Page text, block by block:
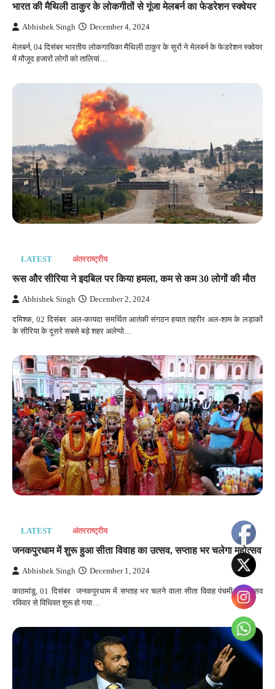
भारत की मैथिली ठाकुर के लोकगीतों से गूंजा मेलबर्न का फेडरेशन स्क्वेयर
Abhishek Singh December 4, 2024
मेलबर्न, 04 दिसंबर भारतीय लोकगायिका मैथिली ठाकुर के सुरों ने मेलबर्न के फेडरेशन स्क्वेयर
में मौजूद हजारों लोगों को तालियां…
LATEST अंतरराष्‍ट्रीय
रूस और सीरिया ने इदबिल पर किया हमला, कम से कम 30 लोगों की मौत
Abhishek Singh December 2, 2024
दमिश्क, 02 दिसंबर अल-कायदा समर्थित आतंकी संगठन हयात तहरीर अल-शाम के लड़ाकों
के सीरिया के दूसरे सबसे बड़े शहर अलेप्पो…
LATEST अंतरराष्‍ट्रीय
जनकपुरधाम में शुरू हुआ सीता विवाह का उत्सव, सप्ताह भर चलेगा महोत्सव
Abhishek Singh December 1, 2024
काठमांडू, 01 दिसंबर जनकपुरधाम में सप्ताह भर चलने वाला सीता विवाह पंचमी का उत्सव
रविवार से विधिवत शुरू हो गया…